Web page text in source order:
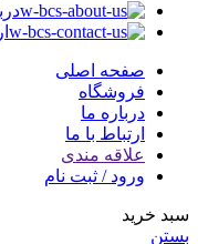
صفحه اصلی
فروشگاه
درباره ما
ارتباط با ما
علاقه مندی
ورود / ثبت نام
سبد خرید
بستن